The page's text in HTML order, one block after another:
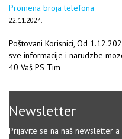
Promena broja telefona
22.11.2024.
Poštovani Korisnici, Od
sve informacije i narudzbe
40 Vaš PS Tim
Newsletter
Prijavite se na naš newsletter